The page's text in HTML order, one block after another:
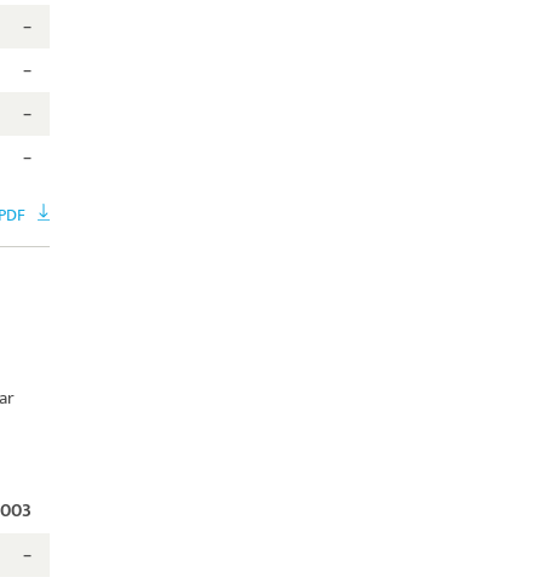
–
–
–
–
–